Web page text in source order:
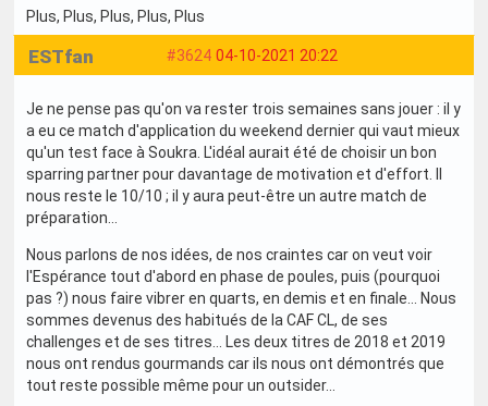
Plus, Plus, Plus, Plus, Plus
#3624 04-10-2021 20:22
ESTfan
Je ne pense pas qu'on va rester trois semaines sans jouer : il y
a eu ce match d'application du weekend dernier qui vaut mieux
qu'un test face à Soukra. L'idéal aurait été de choisir un bon
sparring partner pour davantage de motivation et d'effort. Il
nous reste le 10/10 ; il y aura peut-être un autre match de
préparation...
Nous parlons de nos idées, de nos craintes car on veut voir
l'Espérance tout d'abord en phase de poules, puis (pourquoi
pas ?) nous faire vibrer en quarts, en demis et en finale... Nous
sommes devenus des habitués de la CAF CL, de ses
challenges et de ses titres... Les deux titres de 2018 et 2019
nous ont rendus gourmands car ils nous ont démontrés que
tout reste possible même pour un outsider...